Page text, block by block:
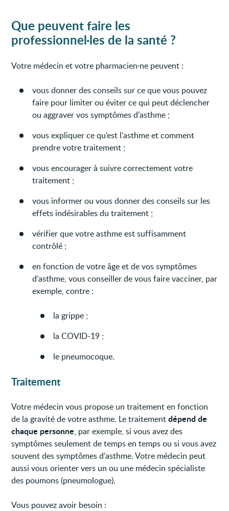
Que peuvent faire les
professionnel·les de la santé ?
Votre médecin et votre pharmacien·ne peuvent :
vous donner des conseils sur ce que vous pouvez
faire pour limiter ou éviter ce qui peut déclencher
ou aggraver vos symptômes d’asthme ;
vous expliquer ce qu’est l’asthme et comment
prendre votre traitement ;
vous encourager à suivre correctement votre
traitement ;
vous informer ou vous donner des conseils sur les
effets indésirables du traitement ;
vérifier que votre asthme est suffisamment
contrôlé ;
en fonction de votre âge et de vos symptômes
d’asthme, vous conseiller de vous faire vacciner, par
exemple, contre :
la grippe ;
la COVID-19 ;
le pneumocoque.
Traitement
Votre médecin vous propose un traitement en fonction
de la gravité de votre asthme. Le traitementdépend de
chaque personne, par exemple, si vous avez des
symptômes seulement de temps en temps ou si vous avez
souvent des symptômes d’asthme. Votre médecin peut
aussi vous orienter vers un ou une médecin spécialiste
des poumons (pneumologue).
Vous pouvez avoir besoin :